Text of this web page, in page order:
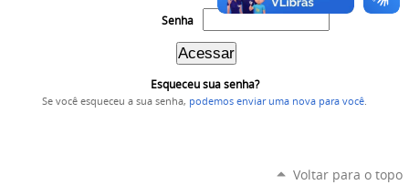
Senha
Esqueceu sua senha?
Se você esqueceu a sua senha, podemos enviar uma nova para você
Voltar para o topo